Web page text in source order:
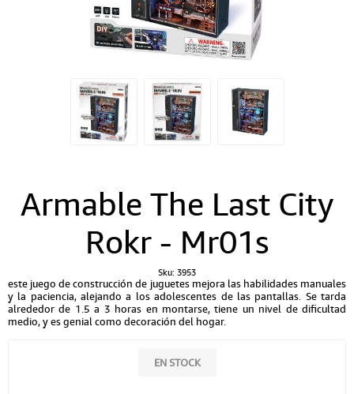
Armable The Last City
Rokr - Mr01s
Sku: 3953
este juego de construcción de juguetes mejora las habilidades manuales
y la paciencia, alejando a los adolescentes de las pantallas. Se tarda
alrededor de 1.5 a 3 horas en montarse, tiene un nivel de dificultad
medio, y es genial como decoración del hogar.
EN STOCK